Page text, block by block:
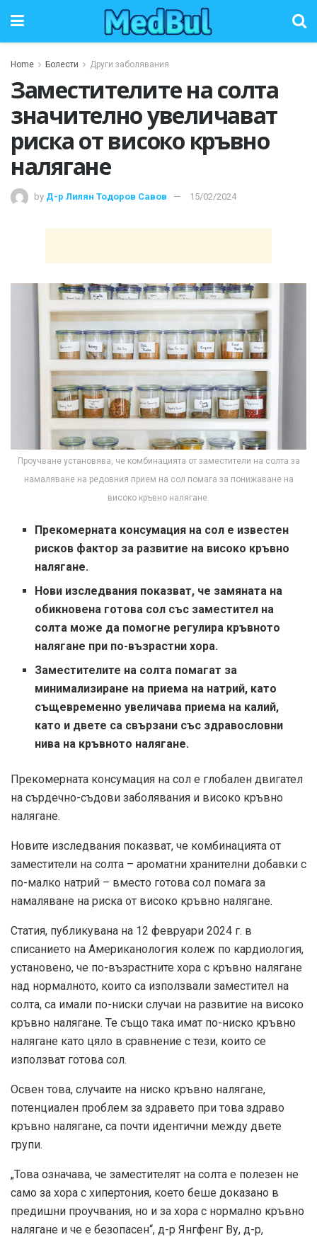
Home Болести Други заболявания
Заместителите на солта
значително увеличават
риска от високо кръвно
налягане
by Д-р Лилян Тодоров Савов 15/02/2024
Проучване установява, че комбинацията от заместители на солта за
намаляване на редовния прием на сол помага за понижаване на
високо кръвно налягане.
Прекомерната консумация на сол е известен
рисков фактор за развитие на високо кръвно
налягане.
Нови изследвания показват, че замяната на
обикновена готова сол със заместител на
солта може да помогне регулира кръвното
налягане при по-възрастни хора.
Заместителите на солта помагат за
минимализиране на приема на натрий, като
същевременно увеличава приема на калий,
като и двете са свързани със здравословни
нива на кръвното налягане.
Прекомерната консумация на сол е глобален двигател
на сърдечно-съдови заболявания и високо кръвно
налягане.
Новите изследвания показват, че комбинацията от
заместители на солта – ароматни хранителни добавки с
по-малко натрий – вместо готова сол помага за
намаляване на риска от високо кръвно налягане.
Статия, публикувана на 12 февруари 2024 г. в
списанието на Американология колеж по кардиология,
установено, че по-възрастните хора с кръвно налягане
над нормалното, които са използвали заместител на
солта, са имали по-ниски случаи на развитие на високо
кръвно налягане. Те също така имат по-ниско кръвно
налягане като цяло в сравнение с тези, които се
използват готова сол.
Освен това, случаите на ниско кръвно налягане,
потенциален проблем за здравето при това здраво
кръвно налягане, са почти идентични между двете
групи.
„Това означава, че заместителят на солта е полезен не
само за хора с хипертония, което беше доказано в
предишни проучвания, но и за хора с нормално кръвно
налягане и че е безопасен“, д-р Янгфенг Ву, д-р,